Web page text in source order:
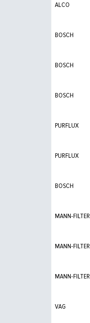
ALCO
BOSCH
BOSCH
BOSCH
PURFLUX
PURFLUX
BOSCH
MANN-FILTER
MANN-FILTER
MANN-FILTER
VAG